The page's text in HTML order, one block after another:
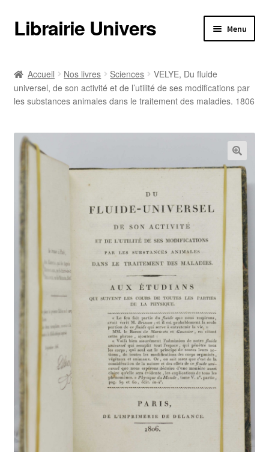
Aller
à
navigation
Aller
au
Librairie Univers Menu
Librairie Univers
le
menu
enfant
Nos livres
Ouvrir
le
menu
enfant
Informations pratiques
Informations pratiques
Catalogues
Catalogues
Accueil Nos livres Sciences
VELYE, Du fluide
universel, de son activité et de l’utilité de ses modifications par
les substances animales dans le traitement des maladies. 1806